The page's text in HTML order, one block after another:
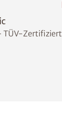
TÜV-Zertifiziert